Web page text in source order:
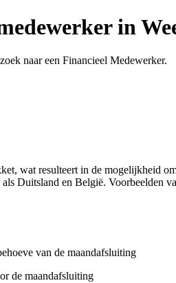
in
naar een Financieel Medewerker.
wat resulteert in de mogelijkheid
Duitsland en België. Voorbeelden
van de maandafsluiting
de maandafsluiting